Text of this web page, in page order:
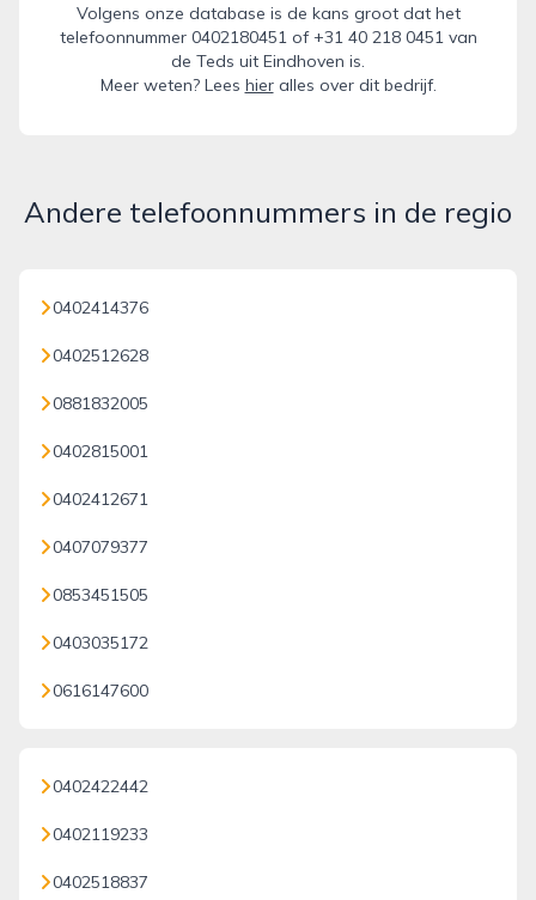
Volgens onze database is de kans groot dat het
telefoonnummer 0402180451 of +31 40 218 0451 van
de Teds uit Eindhoven is.
Meer weten? Lees hieralles over dit bedrijf.
Andere telefoonnummers in de regio
0402414376
0402512628
0881832005
0402815001
0402412671
0407079377
0853451505
0403035172
0616147600
0402422442
0402119233
0402518837